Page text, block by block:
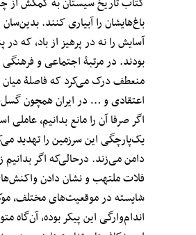
باغ‌هایشان را آبیاری کنند.
آسایش را نه در پرهیز از باد، که در
بودند. در مرتبۀ اجتماعی و
منعطف درک می‌کرد که فاصلۀ
اعتقادی و … در ایران همچون
اگر صرفا آن را مانع بدانیم،
یک‌پارچگی این سرزمین را تهدید
دامن می‌زند. درحالی‌که اگر
فلات ملتهب و نشان دادن
شایسته در موقعیت‌های مختلف،
اندام‌وارگی این پیکر بوده، آن‌گاه